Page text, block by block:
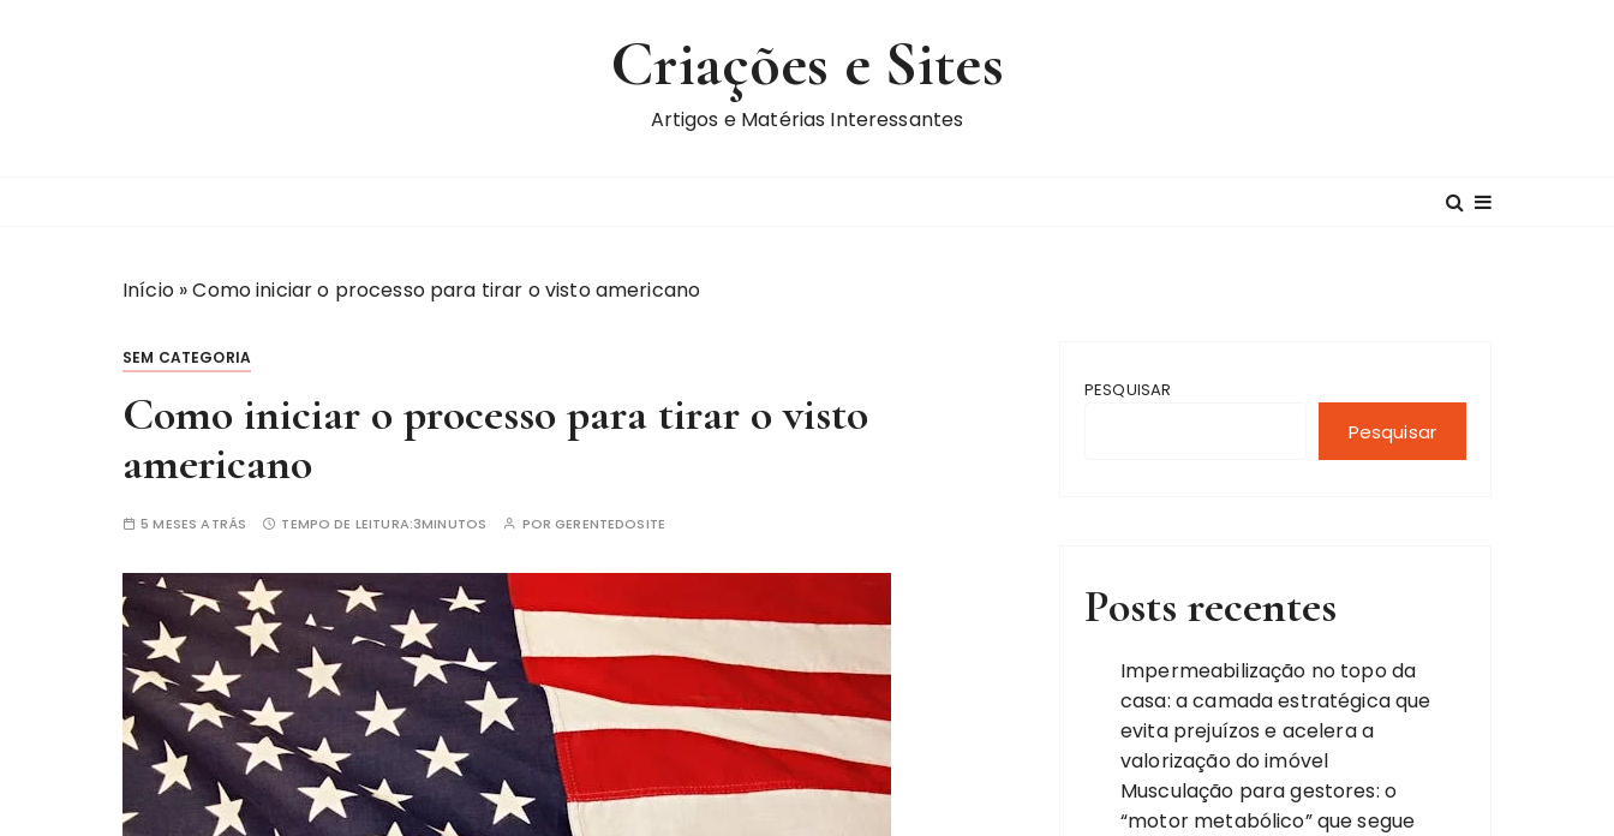
Criações e Sites
Artigos e Matérias Interessantes
Início»Como iniciar o processo para tirar o visto americano
SEM CATEGORIA
Como iniciar o processo para tirar o visto
americano
5 MESES ATRÁS TEMPO DE LEITURA:3MINUTOS PORGERENTEDOSITE
PESQUISAR
Pesquisar
Posts recentes
Impermeabilização no topo da
casa: a camada estratégica que
evita prejuízos e acelera a
valorização do imóvel
Musculação para gestores: o
“motor metabólico” que segue